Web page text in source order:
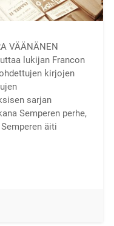
VÄÄNÄNEN
lukijan Francon
kirjojen
sarjan
Semperen perhe,
äiti